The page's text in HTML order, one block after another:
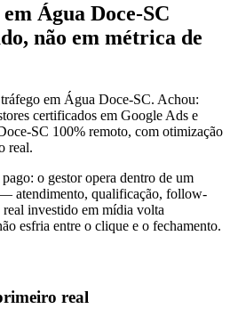
Água Doce-SC
, não em métrica de
em Água Doce-SC. Achou:
certificados em Google Ads e
SC 100% remoto, com otimização
real.
o gestor opera dentro de um
atendimento, qualificação, follow-
investido em mídia volta
esfria entre o clique e o fechamento.
real